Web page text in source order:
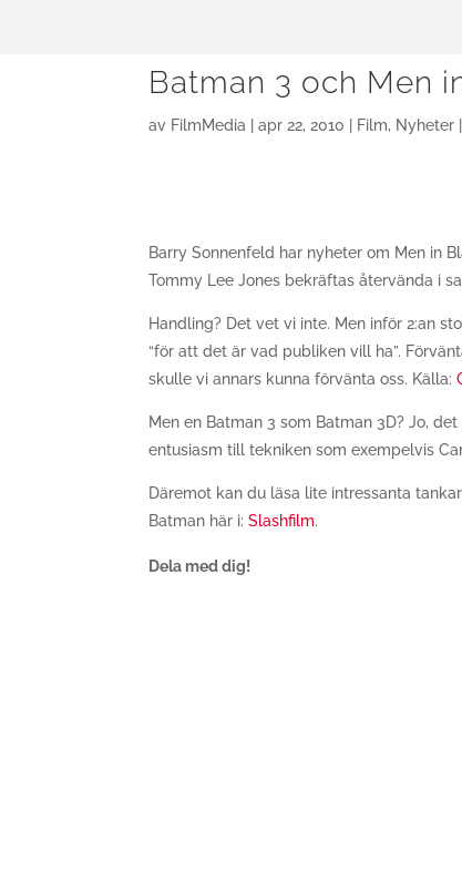
Batman 3 och Men
av FilmMedia |apr 22, 2010 Film, Nyheter
Barry Sonnenfeld har nyheter om Men in
Tommy Lee Jones bekräftas återvända i
Handling? Det vet vi inte. Men inför 2:an
“för att det är vad publiken vill ha”.
skulle vi annars kunna förvänta oss. Källa:
Men en Batman 3 som Batman 3D? Jo,
entusiasm till tekniken som exempelvis
Däremot kan du läsa lite intressanta
Batman här i:Slashfilm.
Dela med dig!